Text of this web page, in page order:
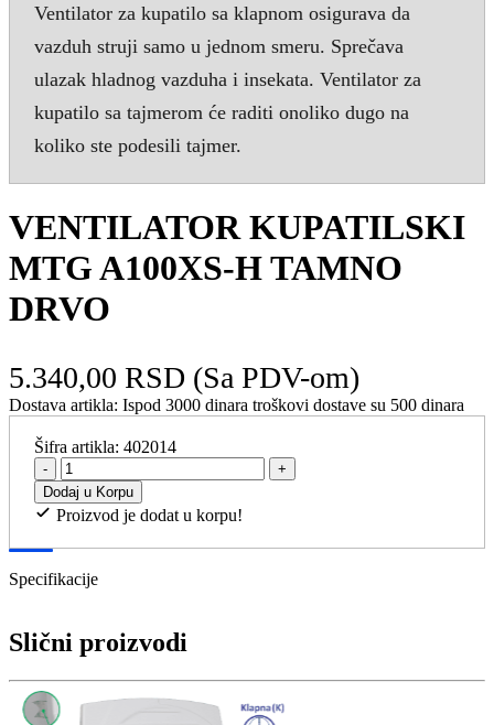
Ventilator za kupatilo sa klapnom osigurava da
vazduh struji samo u jednom smeru. Sprečava
ulazak hladnog vazduha i insekata. Ventilator za
kupatilo sa tajmerom će raditi onoliko dugo na
koliko ste podesili tajmer.
VENTILATOR KUPATILSKI
MTG A100XS-H TAMNO
DRVO
5.340,00 RSD (Sa PDV-om)
Dostava artikla: Ispod 3000 dinara troškovi dostave su 500 dinara
Šifra artikla:402014
-
+
Dodaj u Korpu
Proizvod je dodat u korpu!
Specifikacije
Slični proizvodi